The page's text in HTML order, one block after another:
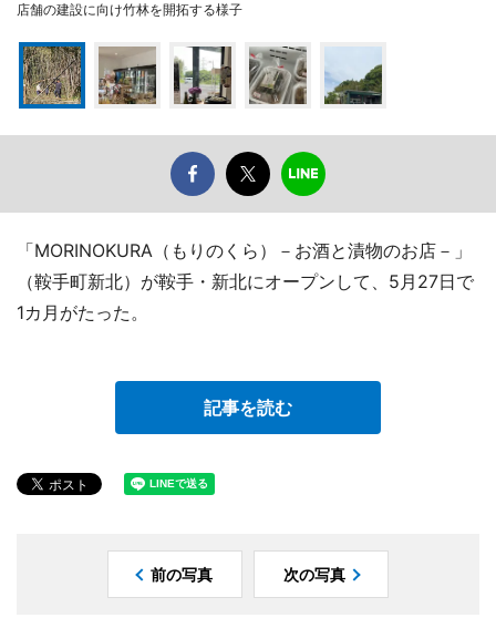
店舗の建設に向け竹林を開拓する様子
「MORINOKURA（もりのくら）－お酒と漬物のお店－」
（鞍手町新北）が鞍手・新北にオープンして、5月27日で
1カ月がたった。
記事を読む
前の写真 次の写真